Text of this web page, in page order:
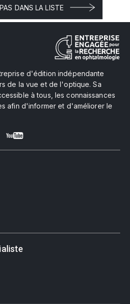
DANS LA LISTE
d'édition indépendante
de la vue et de l'optique. Sa
à tous, les connaissances
afin d'informer et d'améliorer le